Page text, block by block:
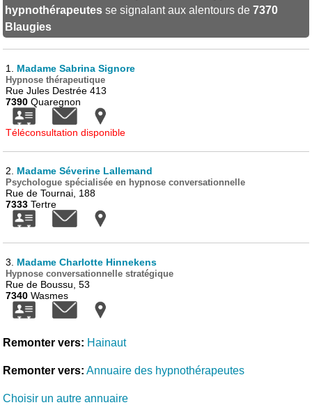
hypnothérapeutes se signalant aux alentours de7370
Blaugies
1. Madame Sabrina Signore
Hypnose thérapeutique
Rue Jules Destrée 413
7390 Quaregnon
Téléconsultation disponible
2. Madame Séverine Lallemand
Psychologue spécialisée en hypnose conversationnelle
Rue de Tournai, 188
7333 Tertre
3. Madame Charlotte Hinnekens
Hypnose conversationnelle stratégique
Rue de Boussu, 53
7340 Wasmes
Remonter vers: Hainaut
Remonter vers: Annuaire des hypnothérapeutes
Choisir un autre annuaire